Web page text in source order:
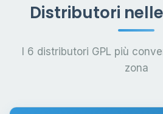
Distributori
I 6 distributori GPL più
zona